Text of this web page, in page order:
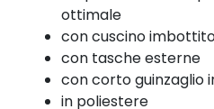
ottimale
con cuscino
con tasche esterne
con corto guinzaglio
in poliestere